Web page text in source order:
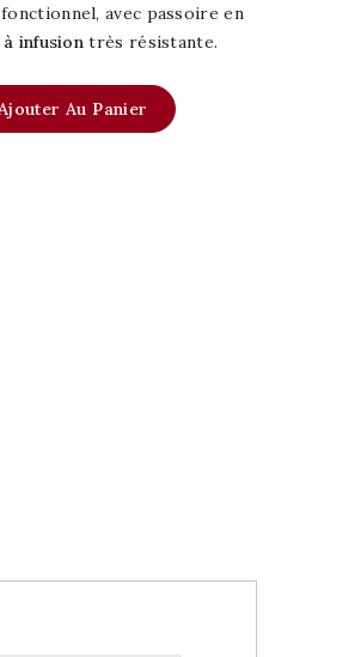
avec passoire en
infusion très résistante.
Au Panier